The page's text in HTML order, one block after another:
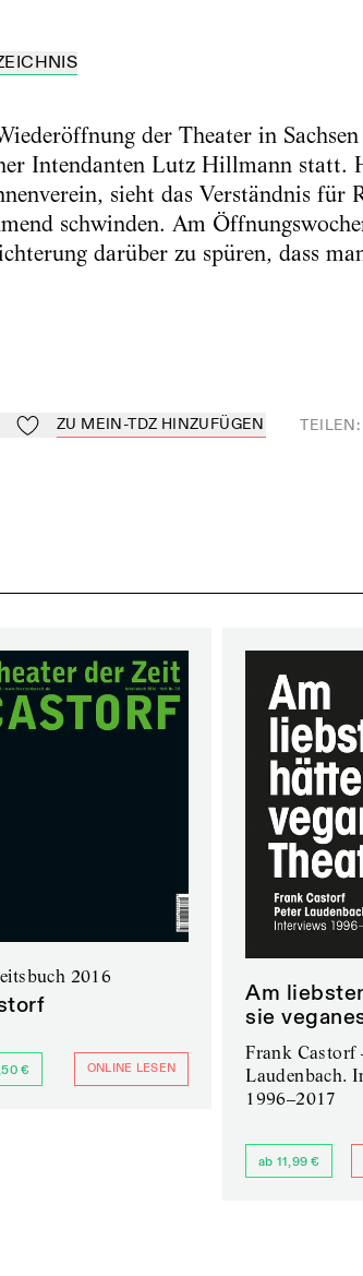
der Theater in
Intendanten Lutz Hillmann statt.
sieht das Verständnis
schwinden. Am
darüber zu spüren, dass
Zu Mein-TdZ hinzufügen
ZU MEIN-TDZ HINZUFÜGEN TEILEN:
2016
€ ONLINE LESEN
Am
sie
Frank Castorf
Laudenbach.
1996–2017
ab 11,99 €